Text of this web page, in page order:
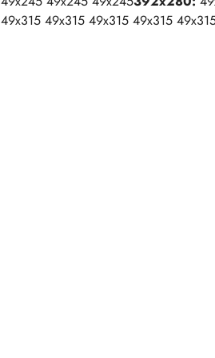
49x315 49x315 49x315 49x315